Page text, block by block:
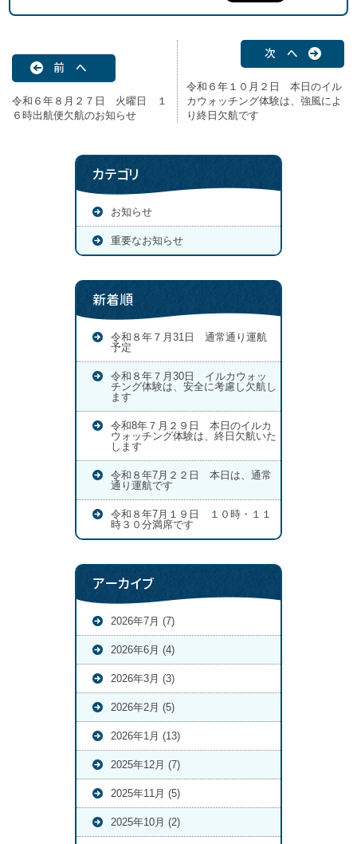
前 へ
令和６年８月２７日 火曜日 １
６時出航便欠航のお知らせ
次 へ
令和６年１０月２日 本日のイル
カウォッチング体験は、強風によ
り終日欠航です
カテゴリ
お知らせ
重要なお知らせ
新着順
令和８年７月31日 通常通り運航
予定
令和８年７月30日 イルカウォッ
チング体験は、安全に考慮し欠航し
ます
令和8年７月２９日 本日のイルカ
ウォッチング体験は、終日欠航いた
します
令和８年7月２２日 本日は、通常
通り運航です
令和８年7月１９日 １０時・１１
時３０分満席です
アーカイブ
2026年7月 (7)
2026年6月 (4)
2026年3月 (3)
2026年2月 (5)
2026年1月 (13)
2025年12月 (7)
2025年11月 (5)
2025年10月 (2)